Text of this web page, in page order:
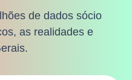
de dados sócio
as realidades e